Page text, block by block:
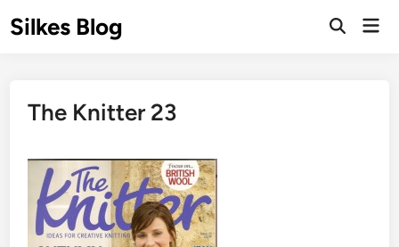
toSilkes Blog
The Knitter 23